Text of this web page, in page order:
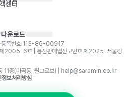
센터
운로드
등록번호 113-86-00917
제2005-6호 | 통신판매업신고번호 제2025-서울강
11층(마곡동, 원그로브) | help@saramin.co.kr
정보처리방침